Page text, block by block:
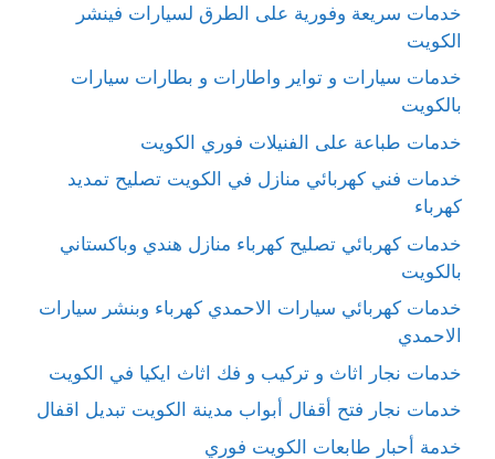
خدمات سريعة وفورية على الطرق لسيارات فينشر
الكويت
خدمات سيارات و تواير واطارات و بطارات سيارات
بالكويت
خدمات طباعة على الفنيلات فوري الكويت
خدمات فني كهربائي منازل في الكويت تصليح تمديد
كهرباء
خدمات كهربائي تصليح كهرباء منازل هندي وباكستاني
بالكويت
خدمات كهربائي سيارات الاحمدي كهرباء وبنشر سيارات
الاحمدي
خدمات نجار اثاث و تركيب و فك اثاث ايكيا في الكويت
خدمات نجار فتح أقفال أبواب مدينة الكويت تبديل اقفال
خدمة أحبار طابعات الكويت فوري